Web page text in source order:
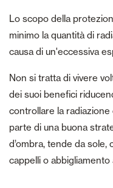
Lo scopo della
minimo la quantità di
causa di un'eccessiva
Non si tratta di vivere
dei suoi benefici
controllare la
parte di una buona
d’ombra, tende da sole,
cappelli o abbigliamento